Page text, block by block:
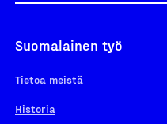
Suomalainen työ
Tietoa meistä
Historia